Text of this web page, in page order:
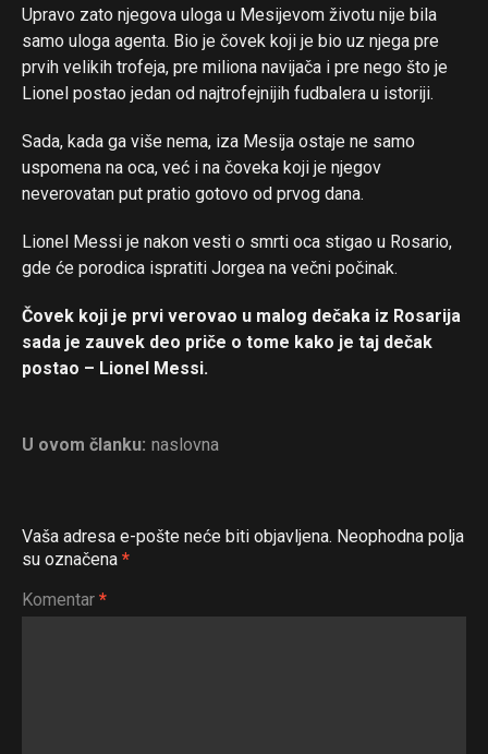
Upravo zato njegova uloga u Mesijevom životu nije bila
samo uloga agenta. Bio je čovek koji je bio uz njega pre
prvih velikih trofeja, pre miliona navijača i pre nego što je
Lionel postao jedan od najtrofejnijih fudbalera u istoriji.
Sada, kada ga više nema, iza Mesija ostaje ne samo
uspomena na oca, već i na čoveka koji je njegov
neverovatan put pratio gotovo od prvog dana.
Lionel Messi je nakon vesti o smrti oca stigao u Rosario,
gde će porodica ispratiti Jorgea na večni počinak.
Čovek koji je prvi verovao u malog dečaka iz Rosarija
sada je zauvek deo priče o tome kako je taj dečak
postao – Lionel Messi.
U ovom članku: naslovna
Vaša adresa e-pošte neće biti objavljena. Neophodna polja
su označena *
Komentar *
Reddit
Pinterest
Whatsapp